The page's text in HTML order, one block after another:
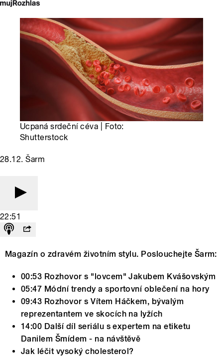
Ucpaná srdeční céva | Foto:
Shutterstock
28.12. Šarm
22:51
Magazín o zdravém životním stylu. Poslouchejte Šarm:
00:53 Rozhovor s "lovcem" Jakubem Kvášovským
05:47 Módní trendy a sportovní oblečení na hory
09:43 Rozhovor s Vítem Háčkem, bývalým
reprezentantem ve skocích na lyžích
14:00 Další díl seriálu s expertem na etiketu
Danilem Šmídem - na návštěvě
Jak léčit vysoký cholesterol?